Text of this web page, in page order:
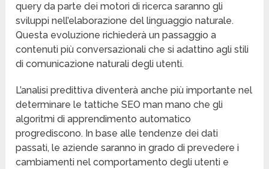
query da parte dei motori di ricerca saranno gli
sviluppi nell’elaborazione del linguaggio naturale.
Questa evoluzione richiederà un passaggio a
contenuti più conversazionali che si adattino agli stili
di comunicazione naturali degli utenti.
L’analisi predittiva diventerà anche più importante nel
determinare le tattiche SEO man mano che gli
algoritmi di apprendimento automatico
progrediscono. In base alle tendenze dei dati
passati, le aziende saranno in grado di prevedere i
cambiamenti nel comportamento degli utenti e